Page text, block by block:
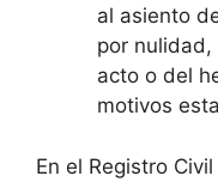
al asiento
por
acto o del
motivos
En el Registro